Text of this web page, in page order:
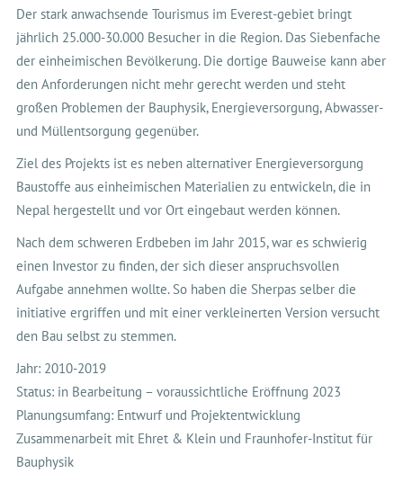
Der stark anwachsende Tourismus im Everest-gebiet bringt
jährlich 25.000-30.000 Besucher in die Region. Das Siebenfache
der einheimischen Bevölkerung. Die dortige Bauweise kann aber
den Anforderungen nicht mehr gerecht werden und steht
großen Problemen der Bauphysik, Energieversorgung, Abwasser-
und Müllentsorgung gegenüber.
Ziel des Projekts ist es neben alternativer Energieversorgung
Baustoffe aus einheimischen Materialien zu entwickeln, die in
Nepal hergestellt und vor Ort eingebaut werden können.
Nach dem schweren Erdbeben im Jahr 2015, war es schwierig
einen Investor zu finden, der sich dieser anspruchsvollen
Aufgabe annehmen wollte. So haben die Sherpas selber die
initiative ergriffen und mit einer verkleinerten Version versucht
den Bau selbst zu stemmen.
Jahr: 2010-2019
Status: in Bearbeitung – voraussichtliche Eröffnung 2023
Planungsumfang: Entwurf und Projektentwicklung
Zusammenarbeit mit Ehret & Klein und Fraunhofer-Institut für
Bauphysik